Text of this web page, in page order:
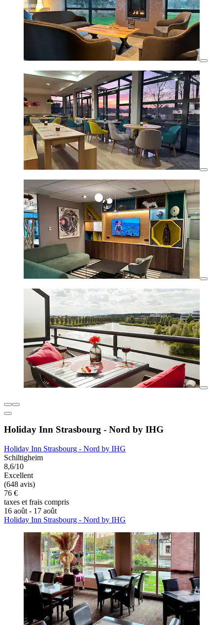
Holiday Inn Strasbourg - Nord by IHG
Holiday Inn Strasbourg - Nord by IHG
Schiltigheim
8,6/10
Excellent
(648 avis)
76 €
taxes et frais compris
16 août - 17 août
Holiday Inn Strasbourg - Nord by IHG